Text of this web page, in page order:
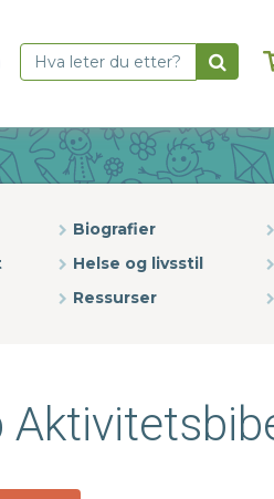
Biografier
Helse og livsstil
Ressurser